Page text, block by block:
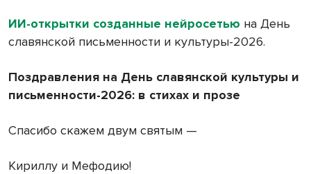
ИИ-открытки созданные нейросетью на День
славянской письменности и культуры-2026.
Поздравления на День славянской культуры и
письменности-2026: в стихах и прозе
Спасибо скажем двум святым —
Кириллу и Мефодию!